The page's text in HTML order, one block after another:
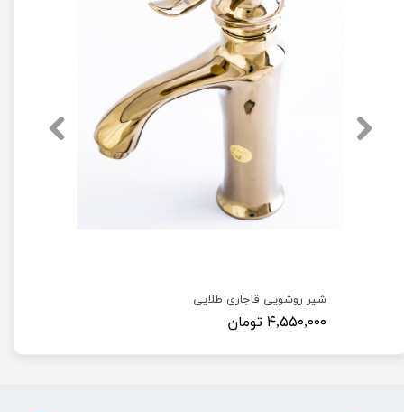
شیر روشویی قاجاری طلایی
۴,۵۵۰,۰۰۰ تومان